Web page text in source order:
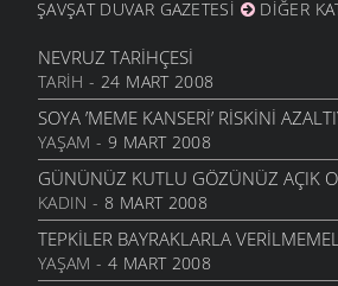
ŞAVŞAT DUVAR GAZETESI DIĞER
NEVRUZ TARIHÇESI
TARIH - 24 MART 2008
SOYA ’MEME KANSERI’ RISKINI
YAŞAM - 9 MART 2008
GÜNÜNÜZ KUTLU GÖZÜNÜZ AÇIK
KADIN - 8 MART 2008
TEPKILER BAYRAKLARLA
YAŞAM - 4 MART 2008